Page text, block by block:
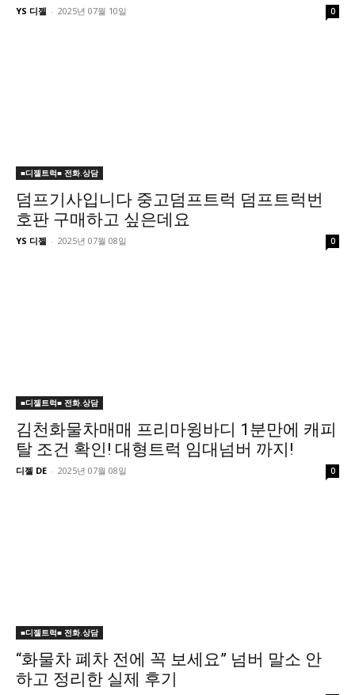
YS 디젤 - 2025년 07월 10일 0
■디젤트럭■ 전화.상담
덤프기사입니다 중고덤프트럭 덤프트럭번
호판 구매하고 싶은데요
YS 디젤 - 2025년 07월 08일 0
■디젤트럭■ 전화.상담
김천화물차매매 프리마윙바디 1분만에 캐피
탈 조건 확인! 대형트럭 임대넘버 까지!
디젤 DE - 2025년 07월 08일 0
■디젤트럭■ 전화.상담
“화물차 폐차 전에 꼭 보세요” 넘버 말소 안
하고 정리한 실제 후기